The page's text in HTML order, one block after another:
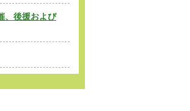
、後援および